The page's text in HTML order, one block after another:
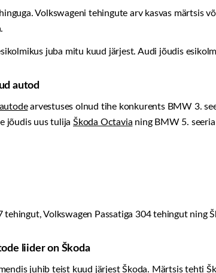
Volkswageni tehingute arv kasvas märtsis
juba mitu kuud järjest. Audi jõudis
autod
arvestuses olnud tihe konkurents BMW 3.
jõudis uus tulija Škoda Octavia ning BMW 5.
tehingut, Volkswagen Passatiga 304 tehingut ning
liider on Škoda
juhib teist kuud järjest Škoda. Märtsis tehti